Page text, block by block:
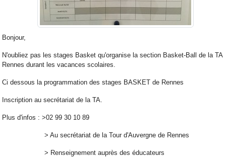
Bonjour,
N'oubliez pas les stages Basket qu'organise la section Basket-Ball de la TA
Rennes durant les vacances scolaires.
Ci dessous la programmation des stages BASKET de Rennes
Inscription au secrétariat de la TA.
Plus d'infos : >02 99 30 10 89
> Au secrétariat de la Tour d'Auvergne de Rennes
> Renseignement auprès des éducateurs